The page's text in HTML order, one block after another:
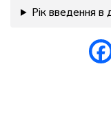
Рік введення в